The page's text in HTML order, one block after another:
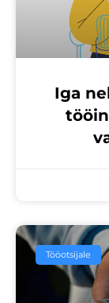
Iga
Tööotsijale